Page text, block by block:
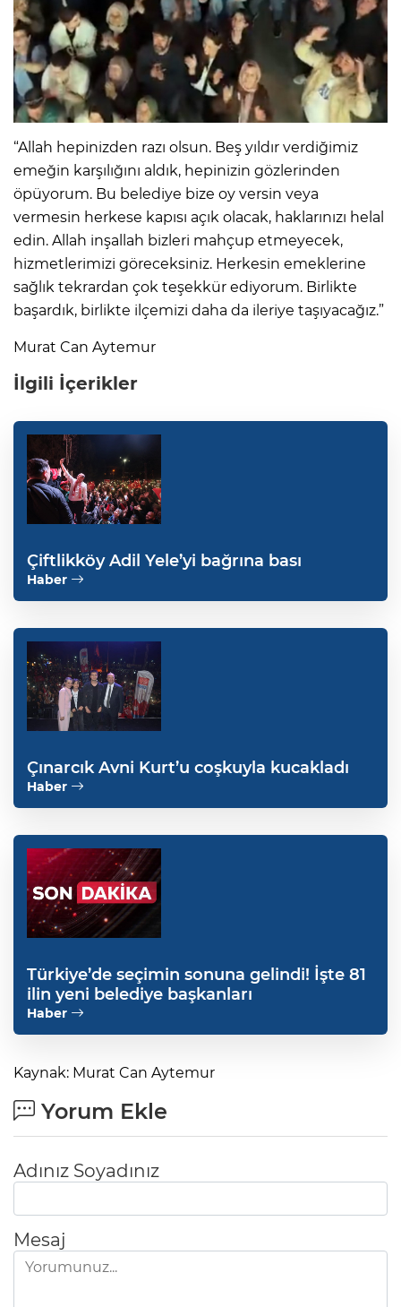
“Allah hepinizden razı olsun. Beş yıldır verdiğimiz
emeğin karşılığını aldık, hepinizin gözlerinden
öpüyorum. Bu belediye bize oy versin veya
vermesin herkese kapısı açık olacak, haklarınızı helal
edin. Allah inşallah bizleri mahçup etmeyecek,
hizmetlerimizi göreceksiniz. Herkesin emeklerine
sağlık tekrardan çok teşekkür ediyorum. Birlikte
başardık, birlikte ilçemizi daha da ileriye taşıyacağız.”
Murat Can Aytemur
İlgili İçerikler
Çiftlikköy Adil Yele’yi bağrına bası
Haber
Çınarcık Avni Kurt’u coşkuyla kucakladı
Haber
Türkiye’de seçimin sonuna gelindi! İşte 81
ilin yeni belediye başkanları
Haber
Kaynak: Murat Can Aytemur
Yorum Ekle
Adınız Soyadınız
Mesaj